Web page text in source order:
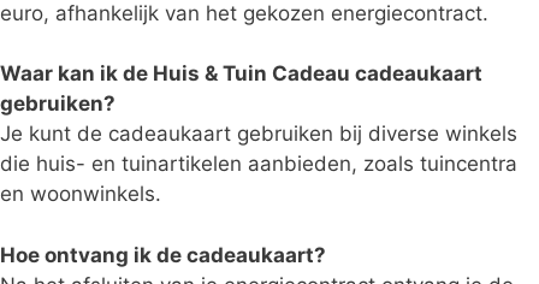
euro, afhankelijk van het gekozen energiecontract.
Waar kan ik de Huis & Tuin Cadeau cadeaukaart
gebruiken?
Je kunt de cadeaukaart gebruiken bij diverse winkels
die huis- en tuinartikelen aanbieden, zoals tuincentra
en woonwinkels.
Hoe ontvang ik de cadeaukaart?